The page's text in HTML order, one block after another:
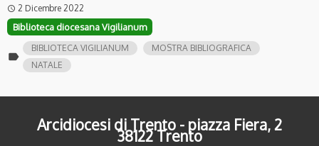
access_time 2 Dicembre 2022
Biblioteca diocesana Vigilianum
label
BIBLIOTECA VIGILIANUM
MOSTRA BIBLIOGRAFICA
NATALE
Arcidiocesi di Trento - piazza Fiera, 2
38122 Trento